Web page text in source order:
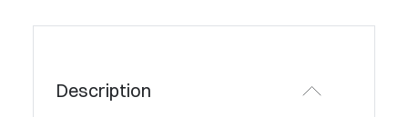
Description